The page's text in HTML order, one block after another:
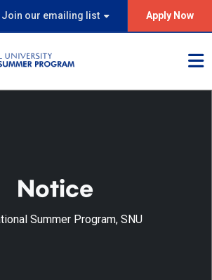
Join our emailing list Apply Now
Notice
Summer Program, SNU